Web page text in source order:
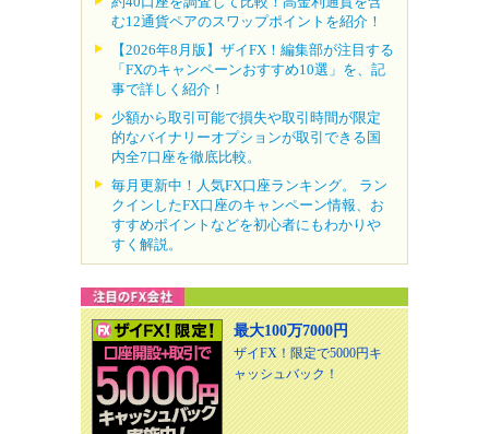
む12通貨ペアのスワップポイントを紹介！
【2026年8月版】ザイFX！編集部が注目する
「FXのキャンペーンおすすめ10選」を、記
事で詳しく紹介！
少額から取引可能で損失や取引時間が限定
的なバイナリーオプションが取引できる国
内全7口座を徹底比較。
毎月更新中！人気FX口座ランキング。 ラン
クインしたFX口座のキャンペーン情報、お
すすめポイントなどを初心者にもわかりや
すく解説。
最大100万7000円
ザイFX！限定で5000円キ
ャッシュバック！